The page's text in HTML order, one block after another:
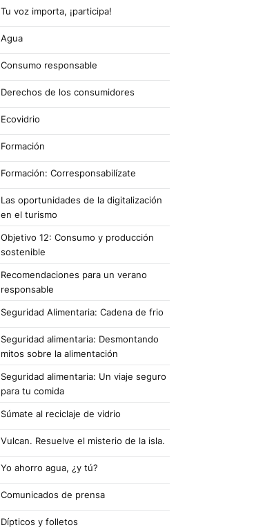
Tu voz importa, ¡participa!
Agua
Consumo responsable
Derechos de los consumidores
Ecovidrio
Formación
Formación: Corresponsabilízate
Las oportunidades de la digitalización
en el turismo
Objetivo 12: Consumo y producción
sostenible
Recomendaciones para un verano
responsable
Seguridad Alimentaria: Cadena de frio
Seguridad alimentaria: Desmontando
mitos sobre la alimentación
Seguridad alimentaria: Un viaje seguro
para tu comida
Súmate al reciclaje de vidrio
Vulcan. Resuelve el misterio de la isla.
Yo ahorro agua, ¿y tú?
Comunicados de prensa
Dípticos y folletos